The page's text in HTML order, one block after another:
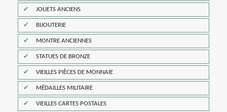
JOUETS ANCIENS
BIJOUTERIE
MONTRE ANCIENNES
STATUES DE BRONZE
VIEILLES PIÈCES DE MONNAIE
MÉDAILLES MILITAIRE
VIEILLES CARTES POSTALES